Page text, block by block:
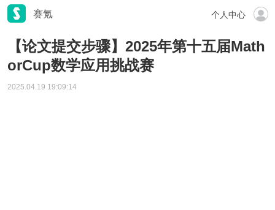
赛氪 个人中心
【论文提交步骤】2025年第十五届Math
orCup数学应用挑战赛
2025.04.19 19:09:14